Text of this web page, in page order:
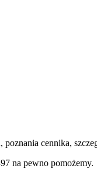
cennika,
na pewno pomożemy.